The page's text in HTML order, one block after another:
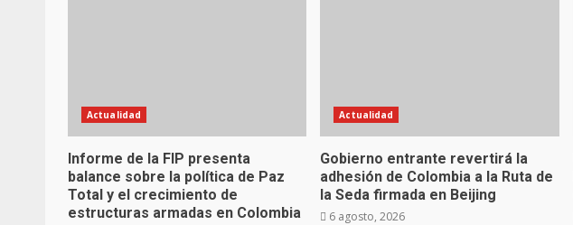
Actualidad
Informe de la FIP presenta
balance sobre la política de Paz
Total y el crecimiento de
estructuras armadas en Colombia
Actualidad
Gobierno entrante revertirá la
adhesión de Colombia a la Ruta de
la Seda firmada en Beijing
6 agosto, 2026